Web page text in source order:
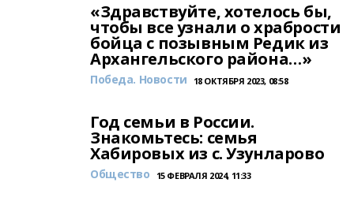
«Здравствуйте, хотелось бы,
чтобы все узнали о храбрости
бойца с позывным Редик из
Архангельского района…»
Победа. Новости 18 ОКТЯБРЯ 2023, 08:58
Год семьи в России.
Знакомьтесь: семья
Хабировых из с. Узунларово
Общество 15 ФЕВРАЛЯ 2024, 11:33